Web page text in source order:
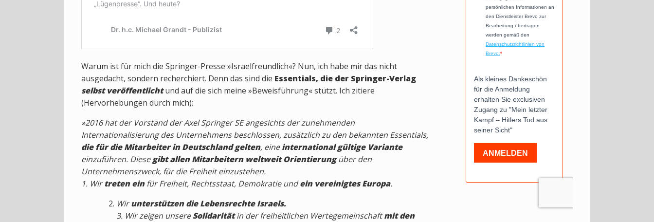
Warum ist für mich die Springer-Presse »Israelfreundlich«? Nun, ich habe mir das nicht
ausgedacht, sondern recherchiert. Denn das sind die Essentials, die der Springer-Verlag
selbst veröffentlichtund auf die sich meine »Beweisführung« stützt. Ich zitiere
(Hervorhebungen durch mich):
»2016 hat der Vorstand der Axel Springer SE angesichts der zunehmenden
Internationalisierung des Unternehmens beschlossen, zusätzlich zu den bekannten Essentials,
die für die Mitarbeiter in Deutschland gelten, eineinternational gültige Variante
einzuführen. Diesegibt allen Mitarbeitern weltweit Orientierungüber den
Unternehmenszweck, für die Freiheit einzustehen.
1. Wirtreten einfür Freiheit, Rechtsstaat, Demokratie undein vereinigtes Europa.
Wirunterstützen die Lebensrechte Israels.
3. Wir zeigen unsereSolidaritätin der freiheitlichen Wertegemeinschaftmit den